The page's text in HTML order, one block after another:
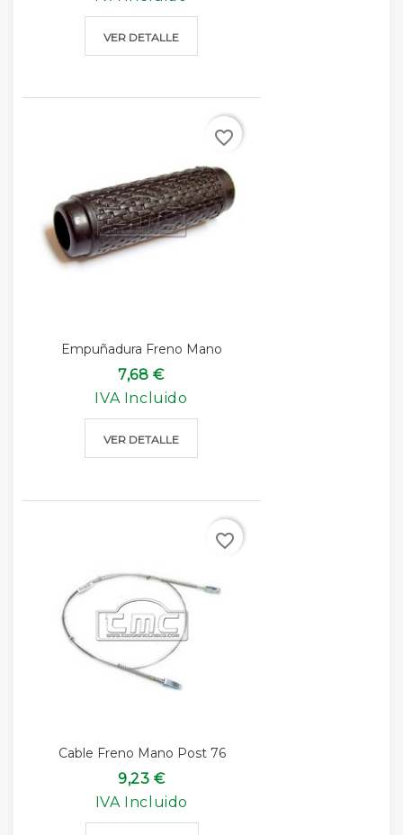
VER DETALLE
Empuñadura Freno Mano
7,68 €
IVA Incluido
VER DETALLE
favorite_border
Cable Freno Mano Post 76
9,23 €
IVA Incluido
favorite_border